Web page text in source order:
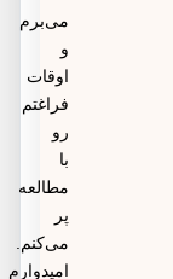
می‌برم
اوقات
فراغتم
مطالعه
می‌کنم.
امیدوارم